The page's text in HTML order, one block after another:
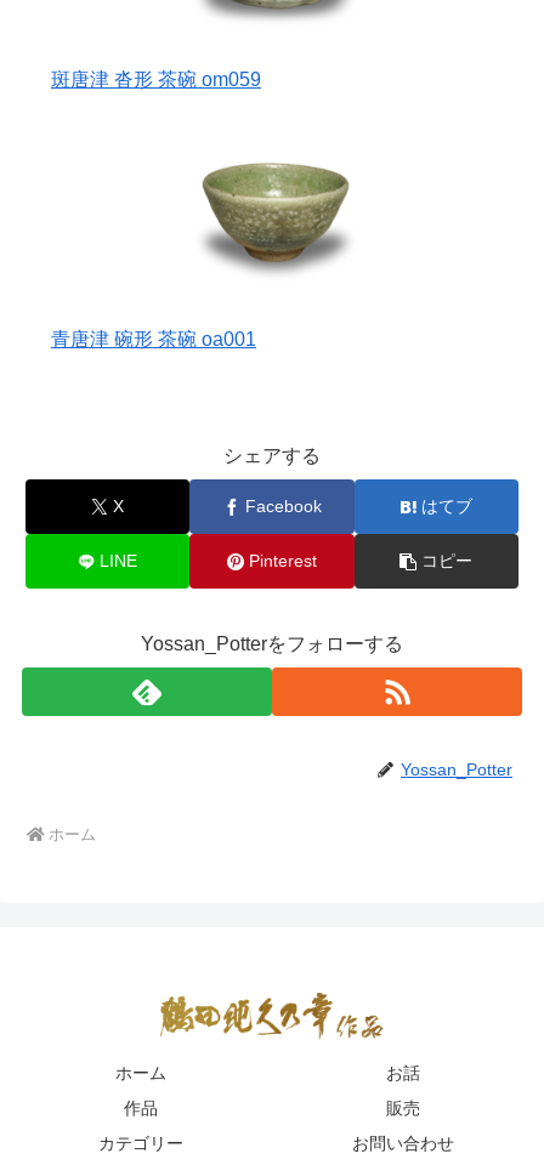
斑唐津 沓形 茶碗 om059
青唐津 碗形 茶碗 oa001
シェアする
X Facebook はてブ
LINE Pinterest コピー
Yossan_Potterをフォローする
Yossan_Potter
ホーム
ホーム
お話
作品
販売
カテゴリー
お問い合わせ